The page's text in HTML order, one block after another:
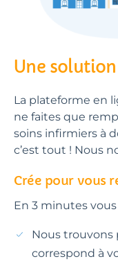
Une
La plateforme en
ne faites que
soins infirmiers à
c’est tout ! Nous
Crée pour vous
En 3 minutes
Nous trouvons
correspond à